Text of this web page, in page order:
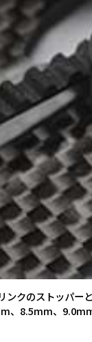
クのストッパ
、8.5mm、